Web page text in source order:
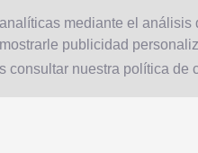
mediante el
publicidad
consultar nuestra política de